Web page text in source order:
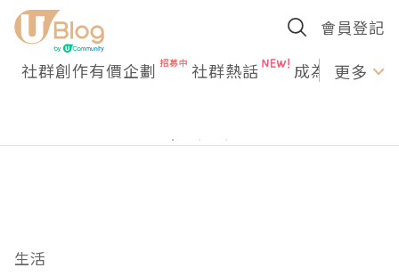
會員登記
社群創作有價企劃 社群熱話 成為U更多
生活